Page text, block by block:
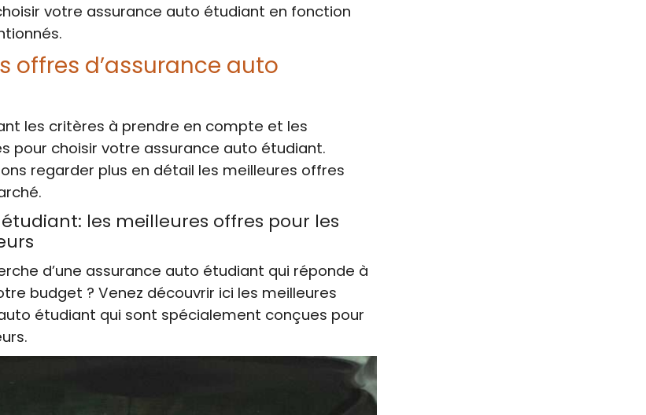
votre assurance auto étudiant en fonction
offres d’assurance auto
les critères à prendre en compte et les
pour choisir votre assurance auto étudiant.
regarder plus en détail les meilleures offres
les meilleures offres pour les
d’une assurance auto étudiant qui réponde à
budget ? Venez découvrir ici les meilleures
étudiant qui sont spécialement conçues pour